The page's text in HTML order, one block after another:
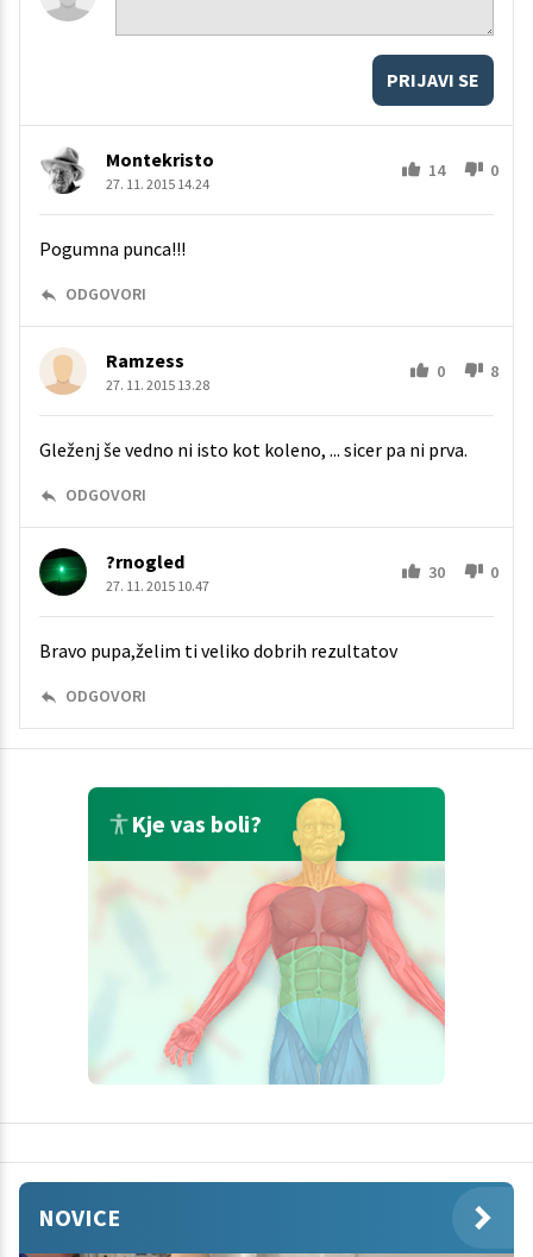
PRIJAVI SE
Montekristo
27. 11. 2015 14.24
14 0
Pogumna punca!!!
ODGOVORI
Ramzess
27. 11. 2015 13.28
0 8
Gleženj še vedno ni isto kot koleno, ... sicer pa ni prva.
ODGOVORI
?rnogled
27. 11. 2015 10.47
30 0
Bravo pupa,želim ti veliko dobrih rezultatov
ODGOVORI
Kje vas boli?
NOVICE